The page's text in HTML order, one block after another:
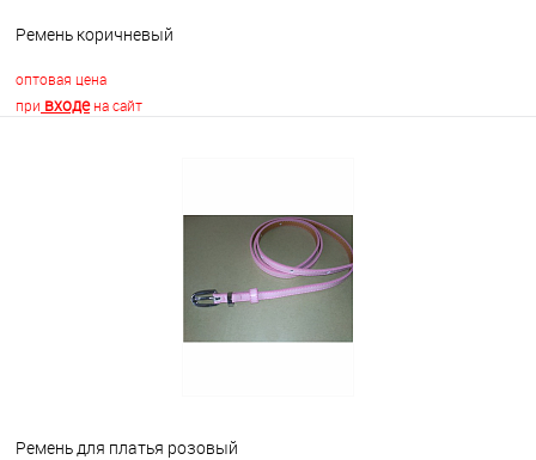
Ремень коричневый
оптовая цена
при входена сайт
Недоступно
Ремень для платья розовый